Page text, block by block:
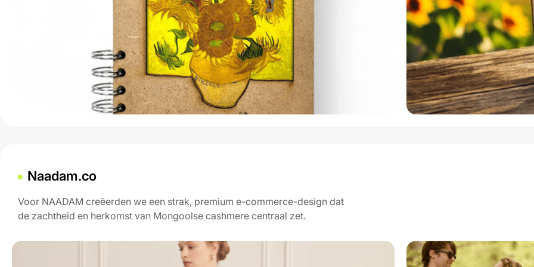
Naadam.co
Voor NAADAM creëerden we een strak, premium e-commerce-design dat
de zachtheid en herkomst van Mongoolse cashmere centraal zet.